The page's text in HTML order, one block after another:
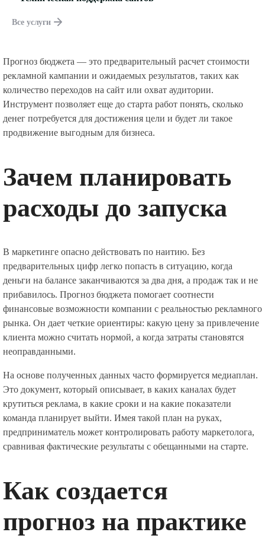
Все услуги
Прогноз бюджета — это предварительный расчет стоимости
рекламной кампании и ожидаемых результатов, таких как
количество переходов на сайт или охват аудитории.
Инструмент позволяет еще до старта работ понять, сколько
денег потребуется для достижения цели и будет ли такое
продвижение выгодным для бизнеса.
Зачем планировать
расходы до запуска
В маркетинге опасно действовать по наитию. Без
предварительных цифр легко попасть в ситуацию, когда
деньги на балансе заканчиваются за два дня, а продаж так и не
прибавилось. Прогноз бюджета помогает соотнести
финансовые возможности компании с реальностью рекламного
рынка. Он дает четкие ориентиры: какую цену за привлечение
клиента можно считать нормой, а когда затраты становятся
неоправданными.
На основе полученных данных часто формируется медиаплан.
Это документ, который описывает, в каких каналах будет
крутиться реклама, в какие сроки и на какие показатели
команда планирует выйти. Имея такой план на руках,
предприниматель может контролировать работу маркетолога,
сравнивая фактические результаты с обещанными на старте.
Как создается
прогноз на практике